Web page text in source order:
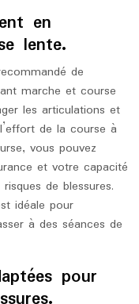
en
lente.
de
marche et course
les articulations et
de la course à
vous pouvez
et votre capacité
de blessures.
idéale pour
à des séances de
pour